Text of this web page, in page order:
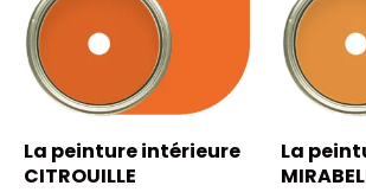
La peinture intérieure
CITROUILLE
La